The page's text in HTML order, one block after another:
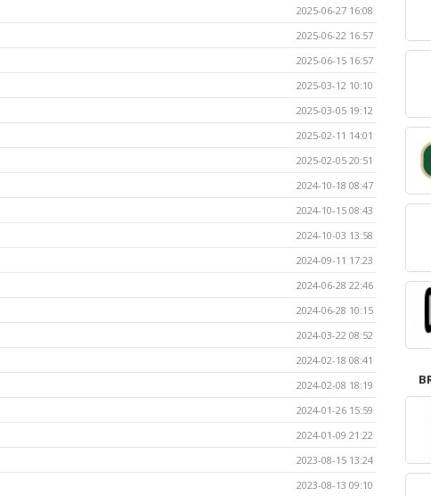
2025-06-27 16:08
2025-06-22 16:57
2025-06-15 16:57
2025-03-12 10:10
2025-03-05 19:12
2025-02-11 14:01
2025-02-05 20:51
2024-10-18 08:47
2024-10-15 08:43
2024-10-03 13:58
2024-09-11 17:23
2024-06-28 22:46
2024-06-28 10:15
2024-03-22 08:52
2024-02-18 08:41
2024-02-08 18:19
2024-01-26 15:59
2024-01-09 21:22
2023-08-15 13:24
2023-08-13 09:10